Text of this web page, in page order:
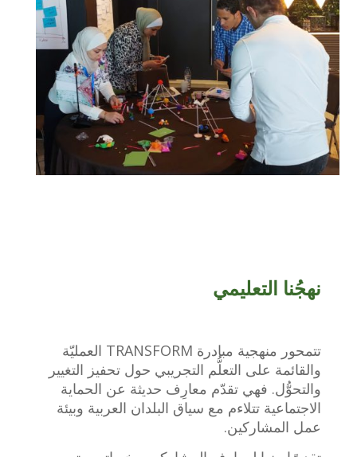
نهجُنا التعليمي
تتمحور منهجية مبادرة TRANSFORM العمليّة
والقائمة على التعلُّم التجريبي حول تحفيز التغيير
والتحوُّل. فهي تقدّم معارِف حديثة عن الحماية
الاجتماعية تتلاءم مع سياق البلدان العربية وبيئة
عمل المشاركين.